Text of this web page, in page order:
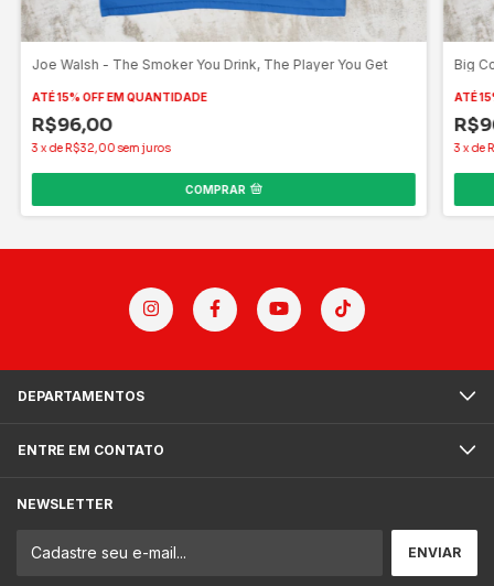
Joe Walsh - The Smoker You Drink, The Player You Get
ATÉ 15% OFFEM QUANTIDADE
R$96,00
3 xdeR$32,00 sem juros
COMPRAR
Big
ATÉ
3 xde
DEPARTAMENTOS
ENTRE EM CONTATO
NEWSLETTER